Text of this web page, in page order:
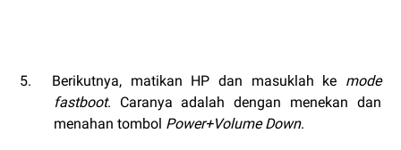
5. Berikutnya, matikan HP dan masuklah ke mode
fastboot. Caranya adalah dengan menekan dan
menahan tombol Power+Volume Down.